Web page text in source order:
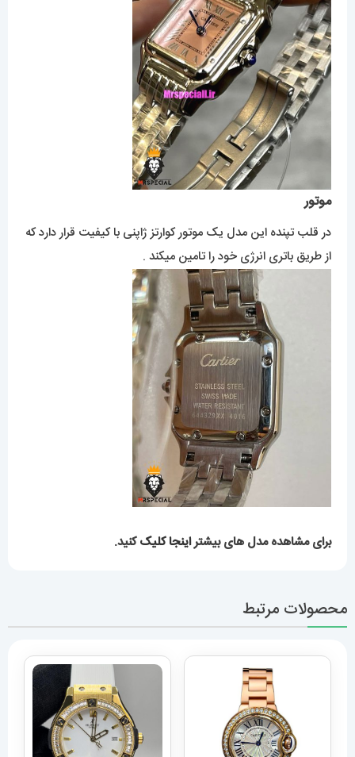
موتور
در قلب تپنده این مدل یک موتور کوارتز ژاپنی با کیفیت قرار دارد که
از طریق باتری انرژی خود را تامین میکند .
برای مشاهده مدل های بیشتراینجا کلیککنید.
محصولات مرتبط